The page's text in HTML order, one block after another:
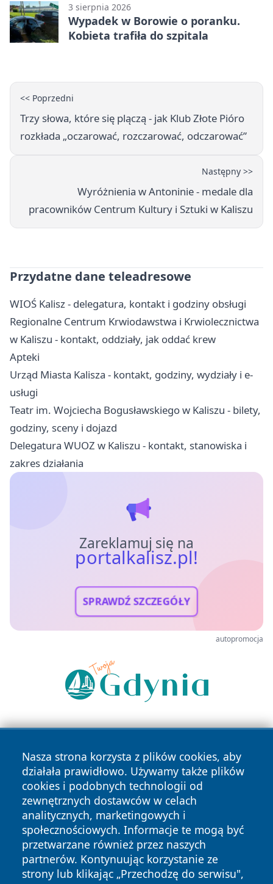
3 sierpnia 2026
Wypadek w Borowie o poranku.
Kobieta trafiła do szpitala
<< Poprzedni
Trzy słowa, które się plączą - jak Klub Złote Pióro
rozkłada „oczarować, rozczarować, odczarować”
Następny >>
Wyróżnienia w Antoninie - medale dla
pracowników Centrum Kultury i Sztuki w Kaliszu
Przydatne dane teleadresowe
WIOŚ Kalisz - delegatura, kontakt i godziny obsługi
Regionalne Centrum Krwiodawstwa i Krwiolecznictwa
w Kaliszu - kontakt, oddziały, jak oddać krew
Apteki
Urząd Miasta Kalisza - kontakt, godziny, wydziały i e-
usługi
Teatr im. Wojciecha Bogusławskiego w Kaliszu - bilety,
godziny, sceny i dojazd
Delegatura WUOZ w Kaliszu - kontakt, stanowiska i
zakres działania
Zareklamuj się na
portalkalisz.pl!
SPRAWDŹ SZCZEGÓŁY
autopromocja
Nasza strona korzysta z plików cookies, aby
działała prawidłowo. Używamy także plików
cookies i podobnych technologii od
zewnętrznych dostawców w celach
analitycznych, marketingowych i
społecznościowych. Informacje te mogą być
przetwarzane również przez naszych
partnerów. Kontynuując korzystanie ze
strony lub klikając „Przechodzę do serwisu",
Copyright © 2026 portalkalisz.pl Wszystkie prawa
zastrzeżone.
News Autorzy
Polityka
Prywatności
Polityka
Cookies